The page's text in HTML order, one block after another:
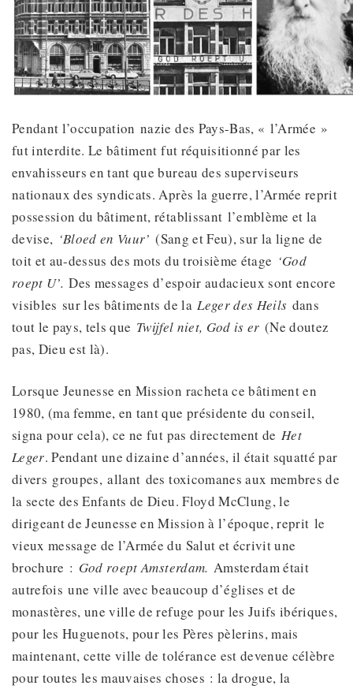
Pendant l’occupation nazie des Pays-Bas, « l’Armée »
fut interdite. Le bâtiment fut réquisitionné par les
envahisseurs en tant que bureau des superviseurs
nationaux des syndicats. Après la guerre, l’Armée reprit
possession du bâtiment, rétablissant l’emblème et la
devise, ‘Bloed en Vuur’(Sang et Feu), sur la ligne de
toit et au-dessus des mots du troisième étage ‘God
roept U’.Des messages d’espoir audacieux sont encore
visibles sur les bâtiments de laLeger des Heils dans
tout le pays, tels que Twijfel niet, God is er (Ne doutez
pas, Dieu est là).
Lorsque Jeunesse en Mission racheta ce bâtiment en
1980, (ma femme, en tant que présidente du conseil,
signa pour cela), ce ne fut pas directement de Het
Leger. Pendant une dizaine d’années, il était squatté par
divers groupes, allant des toxicomanes aux membres de
la secte des Enfants de Dieu. Floyd McClung, le
dirigeant de Jeunesse en Mission à l’époque, reprit le
vieux message de l’Armée du Salut et écrivit une
brochure : God roept Amsterdam. Amsterdam était
autrefois une ville avec beaucoup d’églises et de
monastères, une ville de refuge pour les Juifs ibériques,
pour les Huguenots, pour les Pères pèlerins, mais
maintenant, cette ville de tolérance est devenue célèbre
pour toutes les mauvaises choses : la drogue, la